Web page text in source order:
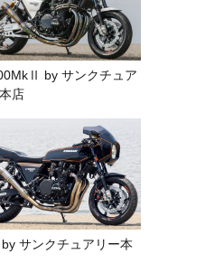
by サンクチュア
店
サンクチュアリー本